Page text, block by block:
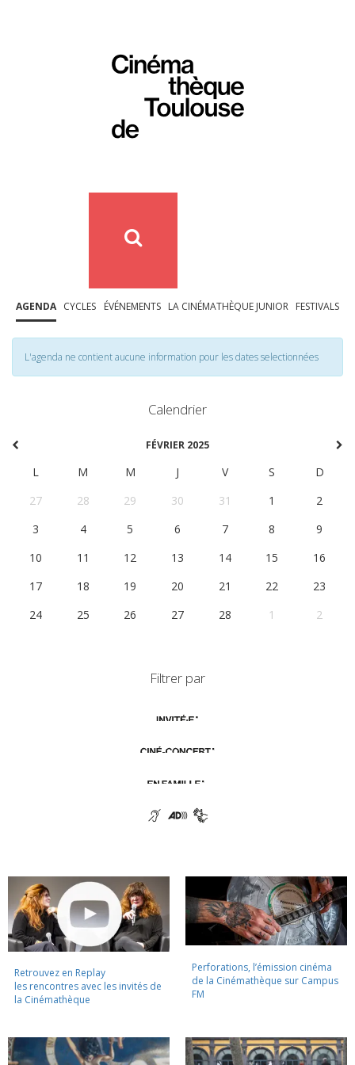
AGENDA CYCLES ÉVÉNEMENTS LA CINÉMATHÈQUE JUNIOR FESTIVALS
L'agenda ne contient aucune information pour les dates selectionnées
Calendrier
FÉVRIER 2025
L M M J V S
D
27
28 29 30 31 1
2
3
4 5 6 7 8
9
10
11 12 13 14 15
16
17
18 19 20 21 22
23
24
25 26 27 28 1 2
Filtrer par
Retrouvez en Replay
les rencontres avec les invités de
la Cinémathèque
Perforations, l’émission cinéma
de la Cinémathèque sur Campus
FM